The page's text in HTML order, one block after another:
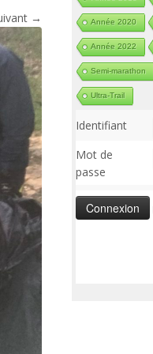
→ Année 2020
Année 2022
Semi-marathon
Ultra-Trail
Identifiant
Mot de
passe